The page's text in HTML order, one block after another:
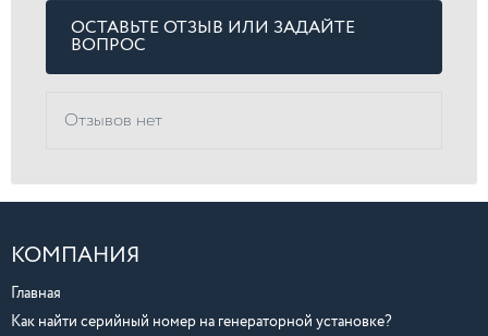
ОСТАВЬТЕ ОТЗЫВ ИЛИ ЗАДАЙТЕ
ВОПРОС
Отзывов нет
КОМПАНИЯ
Главная
Как найти серийный номер на генераторной установке?